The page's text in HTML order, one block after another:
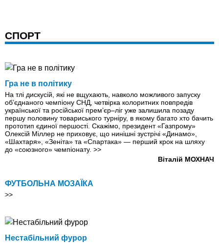
СПОРТ
Гра не в політику
На тлі дискусій, які не вщухають, навколо можливого запуску
об’єднаного чемпіону СНД, четвірка колоритних повпредів
української та російської прем’єр–ліг уже залишила позаду
першу половину товариського турніру, в якому багато хто бачить
прототип єдиної першості. Скажімо, президент «Газпрому»
Олексій Міллер не приховує, що нинішні зустрічі «Динамо»,
«Шахтаря», «Зеніта» та «Спартака» — перший крок на шляху
до «союзного» чемпіонату. >>
Віталій МОХНАЧ
ФУТБОЛЬНА МОЗАЇКА
>>
Нестабільний фурор